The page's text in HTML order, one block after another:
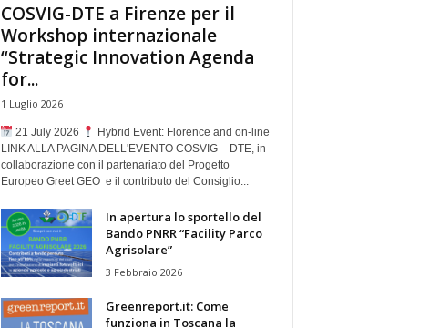
COSVIG-DTE a Firenze per il
Workshop internazionale
“Strategic Innovation Agenda
for...
1 Luglio 2026
21 July 2026
Hybrid Event: Florence and on-line
LINK ALLA PAGINA DELL'EVENTO COSVIG – DTE, in
collaborazione con il partenariato del Progetto
Europeo Greet GEO e il contributo del Consiglio...
In apertura lo sportello del
Bando PNRR “Facility Parco
Agrisolare”
3 Febbraio 2026
Greenreport.it: Come
funziona in Toscana la